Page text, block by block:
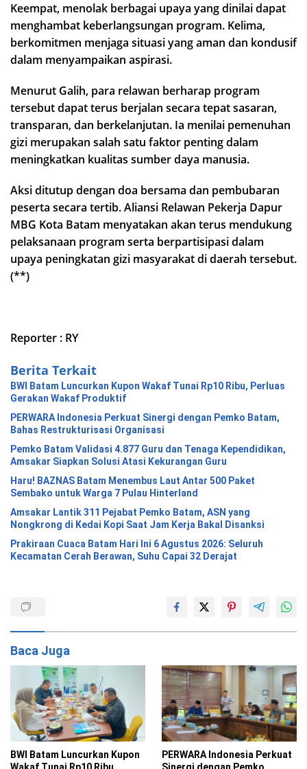
Keempat, menolak berbagai upaya yang dinilai dapat
menghambat keberlangsungan program. Kelima,
berkomitmen menjaga situasi yang aman dan kondusif
dalam menyampaikan aspirasi.
Menurut Galih, para relawan berharap program
tersebut dapat terus berjalan secara tepat sasaran,
transparan, dan berkelanjutan. Ia menilai pemenuhan
gizi merupakan salah satu faktor penting dalam
meningkatkan kualitas sumber daya manusia.
Aksi ditutup dengan doa bersama dan pembubaran
peserta secara tertib. Aliansi Relawan Pekerja Dapur
MBG Kota Batam menyatakan akan terus mendukung
pelaksanaan program serta berpartisipasi dalam
upaya peningkatan gizi masyarakat di daerah tersebut.
(**)
Reporter : RY
Berita Terkait
BWI Batam Luncurkan Kupon Wakaf Tunai Rp10 Ribu, Perluas
Gerakan Wakaf Produktif
PERWARA Indonesia Perkuat Sinergi dengan Pemko Batam,
Bahas Restrukturisasi Organisasi
Pemko Batam Validasi 4.877 Guru dan Tenaga Kependidikan,
Amsakar Siapkan Solusi Atasi Kekurangan Guru
Haru! BAZNAS Batam Menembus Laut Antar 500 Paket
Sembako untuk Warga 7 Pulau Hinterland
Amsakar Lantik 311 Pejabat Pemko Batam, ASN yang
Nongkrong di Kedai Kopi Saat Jam Kerja Bakal Disanksi
Prakiraan Cuaca Batam Hari Ini 6 Agustus 2026: Seluruh
Kecamatan Cerah Berawan, Suhu Capai 32 Derajat
Baca Juga
BWI Batam Luncurkan Kupon
PERWARA Indonesia Perkuat